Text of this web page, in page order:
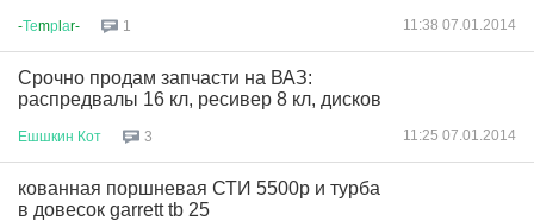
-Теmрlаr- 1 11:38 07.01.2014
Срочно продам запчасти на ВАЗ:
распредвалы 16 кл, ресивер 8 кл, дисков
Ешшкин Кот 3 11:25 07.01.2014
кованная поршневая СТИ 5500р и турба
в довесок garrett tb 25